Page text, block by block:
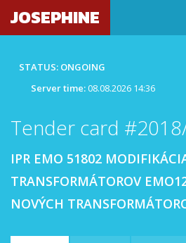
JOSEPHINE
STATUS: ONGOING
Server time:08.08.2026 14:36
Tender card
IPR EMO 51802
TRANSFORMÁTOROV
NOVÝCH